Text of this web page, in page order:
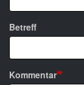
Betreff
Kommentar